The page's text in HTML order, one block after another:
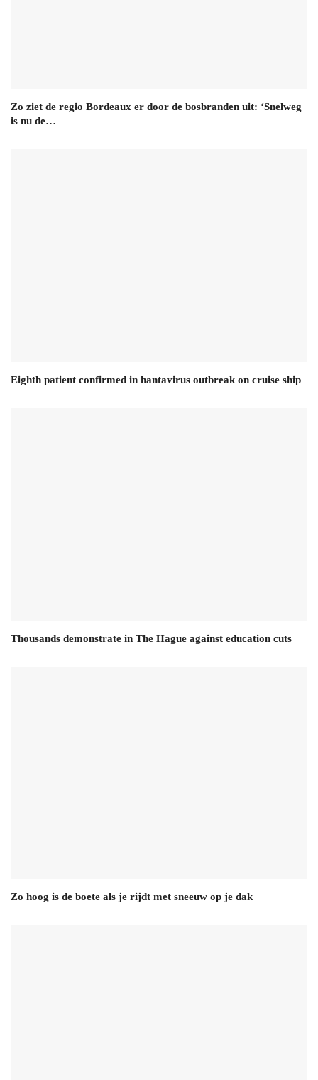
Zo ziet de regio Bordeaux er door de bosbranden uit: ‘Snelweg
is nu de…
Eighth patient confirmed in hantavirus outbreak on cruise ship
Thousands demonstrate in The Hague against education cuts
Zo hoog is de boete als je rijdt met sneeuw op je dak